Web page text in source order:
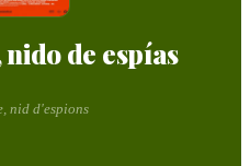
nido de espías
nid d'espions